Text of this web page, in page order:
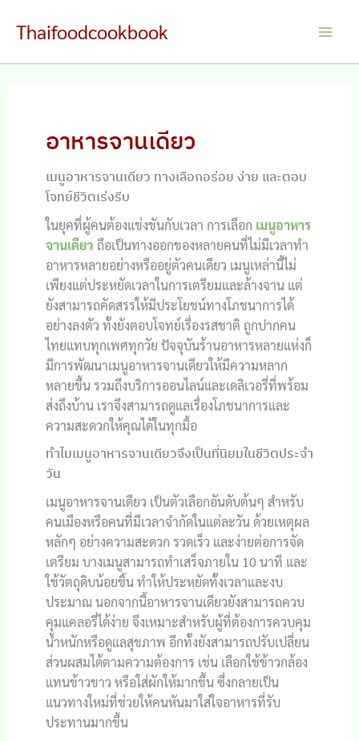
Thaifoodcookbook
อาหารจานเดียว
เมนูอาหารจานเดียว ทางเลือกอร่อย ง่าย และตอบ
โจทย์ชีวิตเร่งรีบ
ในยุคที่ผู้คนต้องแข่งขันกับเวลา การเลือก เมนูอาหาร
จานเดียว ถือเป็นทางออกของหลายคนที่ไม่มีเวลาทำ
อาหารหลายอย่างหรืออยู่ตัวคนเดียว เมนูเหล่านี้ไม่
เพียงแต่ประหยัดเวลาในการเตรียมและล้างจาน แต่
ยังสามารถคัดสรรให้มีประโยชน์ทางโภชนาการได้
อย่างลงตัว ทั้งยังตอบโจทย์เรื่องรสชาติ ถูกปากคน
ไทยแทบทุกเพศทุกวัย ปัจจุบันร้านอาหารหลายแห่งก็
มีการพัฒนาเมนูอาหารจานเดียวให้มีความหลาก
หลายขึ้น รวมถึงบริการออนไลน์และเดลิเวอรี่ที่พร้อม
ส่งถึงบ้าน เราจึงสามารถดูแลเรื่องโภชนาการและ
ความสะดวกให้คุณได้ในทุกมื้อ
ทำไมเมนูอาหารจานเดียวจึงเป็นที่นิยมในชีวิตประจำ
วัน
เมนูอาหารจานเดียว เป็นตัวเลือกอันดับต้นๆ สำหรับ
คนเมืองหรือคนที่มีเวลาจำกัดในแต่ละวัน ด้วยเหตุผล
หลักๆ อย่างความสะดวก รวดเร็ว และง่ายต่อการจัด
เตรียม บางเมนูสามารถทำเสร็จภายใน 10 นาที และ
ใช้วัตถุดิบน้อยชิ้น ทำให้ประหยัดทั้งเวลาและงบ
ประมาณ นอกจากนี้อาหารจานเดียวยังสามารถควบ
คุมแคลอรี่ได้ง่าย จึงเหมาะสำหรับผู้ที่ต้องการควบคุม
น้ำหนักหรือดูแลสุขภาพ อีกทั้งยังสามารถปรับเปลี่ยน
ส่วนผสมได้ตามความต้องการ เช่น เลือกใช้ข้าวกล้อง
แทนข้าวขาว หรือใส่ผักให้มากขึ้น ซึ่งกลายเป็น
แนวทางใหม่ที่ช่วยให้คนหันมาใส่ใจอาหารที่รับ
ประทานมากขึ้น